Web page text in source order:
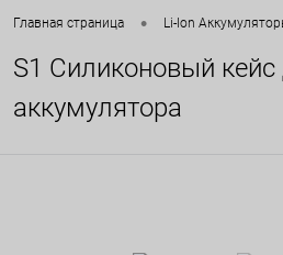
Главная страница • Li-Ion
S1 Силиконовый
аккумулятора